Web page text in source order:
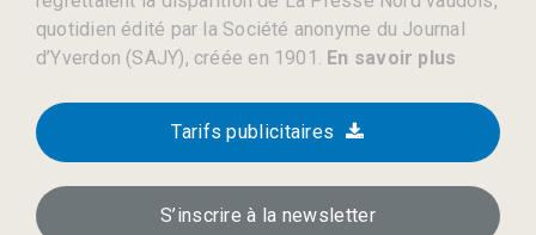
quotidien édité par la Société anonyme du Journal
d’Yverdon (SAJY), créée en 1901. En savoir plus
Tarifs publicitaires
S’inscrire à la newsletter